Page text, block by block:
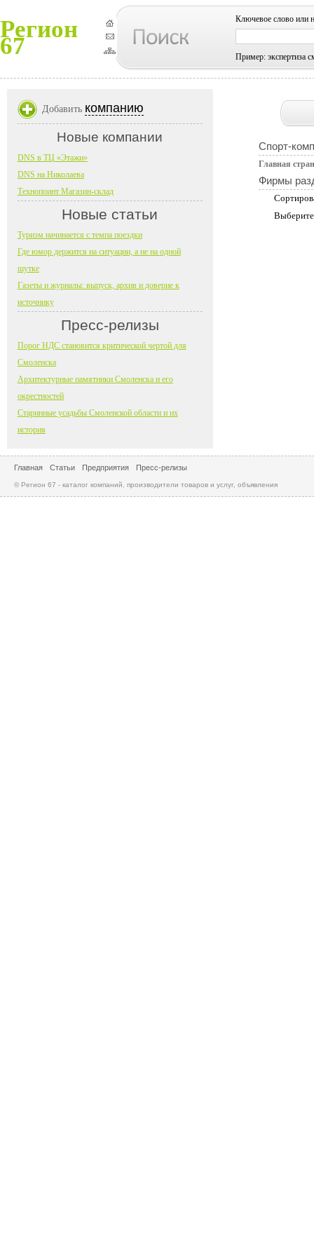
Регион
67
Ключевое слово или
Пример: экспертиза
Спорт-
Главная
Фирмы
Добавить компанию
Новые компании
DNS в ТЦ «Этажи»
DNS на Николаева
Технопоинт Магазин-склад
Новые статьи
Туризм начинается с темпа поездки
Где юмор держится на ситуации, а не на одной
шутке
Газеты и журналы: выпуск, архив и доверие к
источнику
Пресс-релизы
Порог НДС становится критической чертой для
Смоленска
Архитектурные памятники Смоленска и его
окрестностей
Старинные усадьбы Смоленской области и их
история
Главная Статьи Предприятия Пресс-релизы
© Регион 67 - каталог компаний, производители товаров и услуг, объявления